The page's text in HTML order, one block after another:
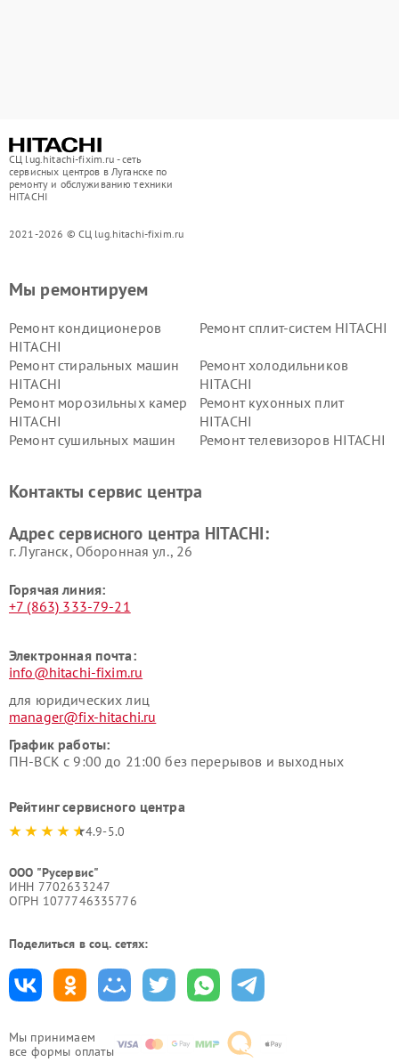
СЦ lug.hitachi-fixim.ru - сеть
сервисных центров в Луганске по
ремонту и обслуживанию техники
HITACHI
2021-2026 © СЦ lug.hitachi-fixim.ru
Мы принимаем
все формы оплаты
Мы ремонтируем
Ремонт кондиционеров
HITACHI
Ремонт сплит-систем HITACHI
Ремонт стиральных машин
HITACHI
Ремонт холодильников
HITACHI
Ремонт морозильных камер
HITACHI
Ремонт кухонных плит
HITACHI
Ремонт сушильных машин
Ремонт телевизоров HITACHI
данных HITACHI
HITACHI
HITACHI
HITACHI
Контакты сервис центра
Адрес сервисного центра HITACHI:
г. Луганск, Оборонная ул., 26
Горячая линия:
+7 (863) 333-79-21
Электронная почта:
info@hitachi-fixim.ru
для юридических лиц
manager@fix-hitachi.ru
График работы:
ПН-ВСК с 9:00 до 21:00 без перерывов и выходных
Рейтинг сервисного центра
4.9-5.0
ООО "Русервис"
ИНН 7702633247
ОГРН 1077746335776
Поделиться в соц. сетях: